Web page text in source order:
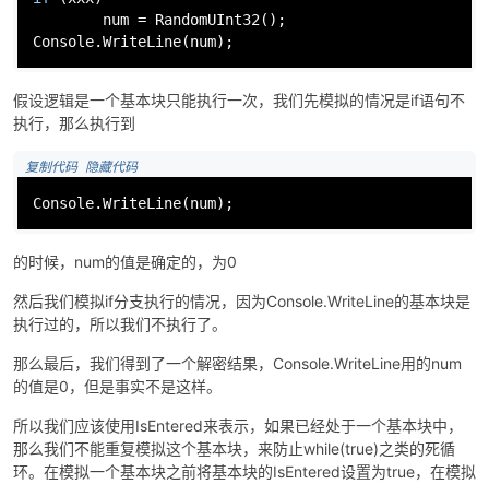
num = RandomUInt32();
Console.WriteLine(num);
假设逻辑是一个基本块只能执行一次，我们先模拟的情况是if语句不
执行，那么执行到
复制代码 隐藏代码
Console.WriteLine(num);
的时候，num的值是确定的，为0
然后我们模拟if分支执行的情况，因为Console.WriteLine的基本块是
执行过的，所以我们不执行了。
那么最后，我们得到了一个解密结果，Console.WriteLine用的num
的值是0，但是事实不是这样。
所以我们应该使用IsEntered来表示，如果已经处于一个基本块中，
那么我们不能重复模拟这个基本块，来防止while(true)之类的死循
环。在模拟一个基本块之前将基本块的IsEntered设置为true，在模拟